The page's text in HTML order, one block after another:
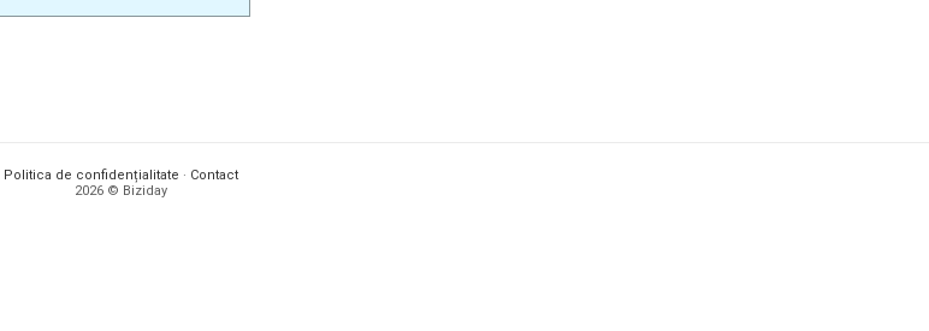
Politica de confidențialitate · Contact
2026 © Biziday